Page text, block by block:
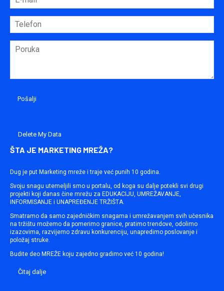
Delete My Data
ŠTA JE MARKETING MREŽA?
Dug je put Marketing mreže i traje već punih 10 godina.
Svoju snagu utemeljili smo u portalu, od koga su dalje potekli svi drugi
projekti koji danas čine mrežu za EDUKACIJU, UMREŽAVANJE,
INFORMISANJE i UNAPREĐENJE TRŽIŠTA.
Smatramo da samo zajedničkim snagama i umrežavanjem svih učesnika
na tržištu možemo da pomerimo granice, pratimo trendove, odolimo
izazovima, razvijemo zdravu konkurenciju, unapredimo poslovanje i
položaj struke.
Budite deo MREŽE koju zajedno gradimo već 10 godina!
Čitaj dalje